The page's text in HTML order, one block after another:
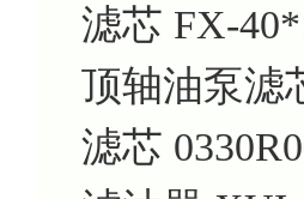
滤芯 FX-
顶轴油泵滤
滤芯